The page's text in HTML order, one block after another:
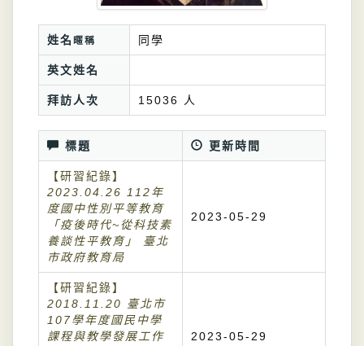
姓名 暱稱 同學
英文姓名
拜訪人次 15036 人
標題 更新時間
【研習紀錄】
2023.04.26 112年
度國中性別平等教育
「疫後時代~從科技素
養談性平教育」 臺北
市政府教育局
2023-05-29
【研習紀錄】
2018.11.20 臺北市
107學年度國民中學
課程與教學發展工作
2023-05-29